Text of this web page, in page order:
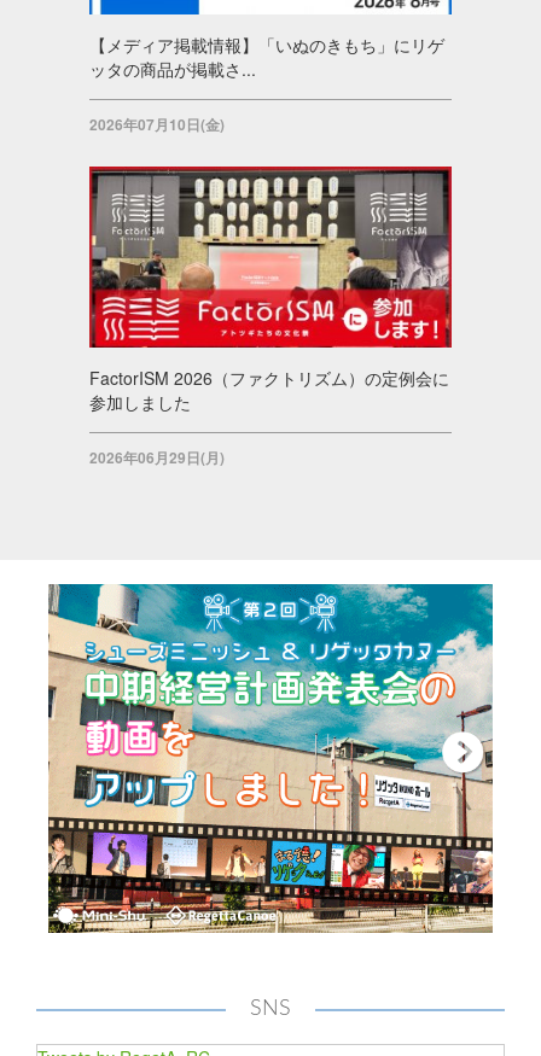
【メディア掲載情報】「いぬのきもち」にリゲ
ッタの商品が掲載さ...
2026年07月10日(金)
FactorISM 2026（ファクトリズム）の定例会に
参加しました
2026年06月29日(月)
SNS